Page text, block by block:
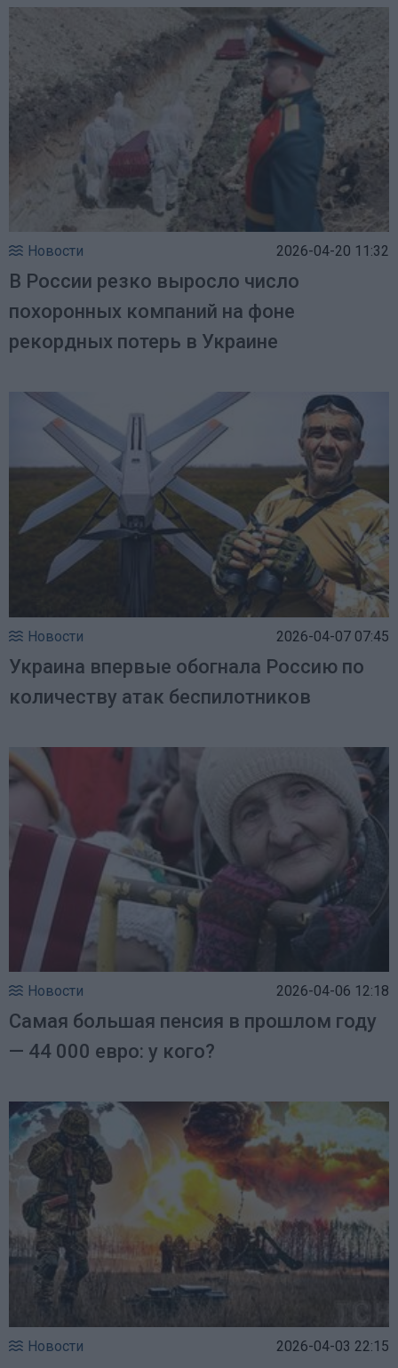
Новости 2026-04-20 11:32
В России резко выросло число
похоронных компаний на фоне
рекордных потерь в Украине
Новости 2026-04-07 07:45
Украина впервые обогнала Россию по
количеству атак беспилотников
Новости 2026-04-06 12:18
Самая большая пенсия в прошлом году
— 44 000 евро: у кого?
Новости 2026-04-03 22:15